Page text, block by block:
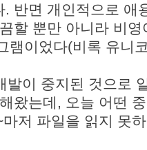
. 반면 개인적으로 애
할 뿐만 아니라 비
램이었다(비록 유니
발이 중지된 것으로
왔는데, 오늘 어떤
저 파일을 읽지 못